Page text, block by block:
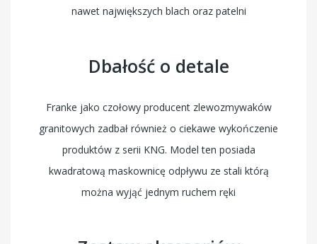
nawet największych blach oraz patelni
Dbałość o detale
Franke jako czołowy producent zlewozmywaków
granitowych zadbał również o ciekawe wykończenie
produktów z serii KNG. Model ten posiada
kwadratową maskownicę odpływu ze stali którą
można wyjąć jednym ruchem ręki